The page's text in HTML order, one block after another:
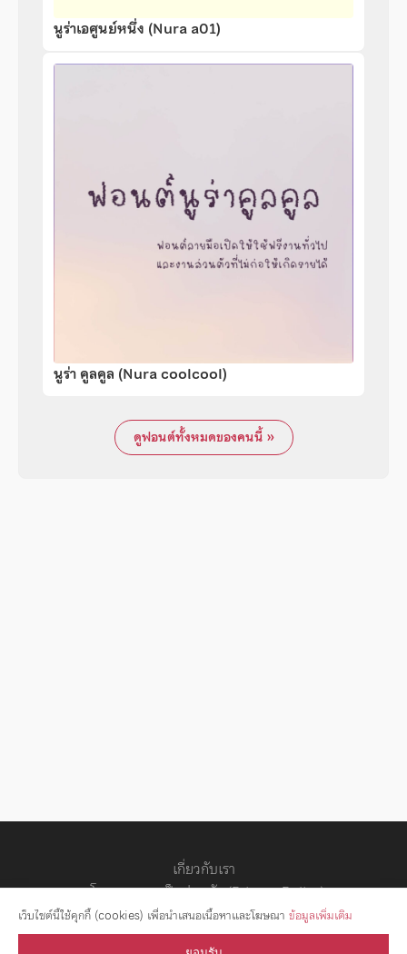
นูร่าเอศูนย์หนึ่ง (Nura a01)
นูร่า คูลคูล (Nura coolcool)
ดูฟอนต์ทั้งหมดของคนนี้ »
เกี่ยวกับเรา
นโยบายความเป็นส่วนตัว (Privacy Policy)
สัญญาอนุญาต
เว็บไซต์นี้ใช้คุกกี้ (cookies) เพื่อนำเสนอเนื้อหาและโฆษณา ข้อมูลเพิ่มเติม